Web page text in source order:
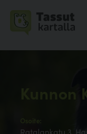
Kunnon
Ratalankatu 3,